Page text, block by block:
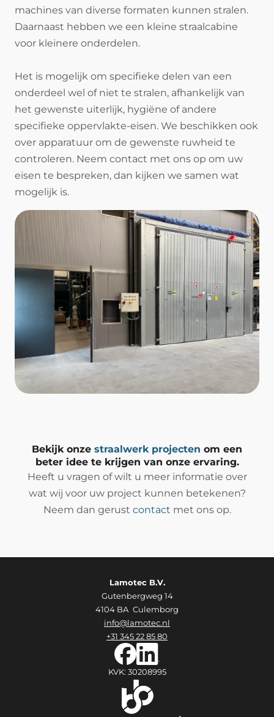
machines van diverse formaten kunnen stralen.
Daarnaast hebben we een kleine straalcabine
voor kleinere onderdelen.
Het is mogelijk om specifieke delen van een
onderdeel wel of niet te stralen, afhankelijk van
het gewenste uiterlijk, hygiëne of andere
specifieke oppervlakte-eisen. We beschikken ook
over apparatuur om de gewenste ruwheid te
controleren. Neem contact met ons op om uw
eisen te bespreken, dan kijken we samen wat
mogelijk is.
Bekijk onze straalwerk projecten om een
beter idee te krijgen van onze ervaring.
Heeft u vragen of wilt u meer informatie over
wat wij voor uw project kunnen betekenen?
Neem dan gerust contact met ons op.
Lamotec B.V.
Gutenbergweg 14
4104 BA Culemborg
info@lamotec.nl
+31 345 22 85 80
KVK: 30208995